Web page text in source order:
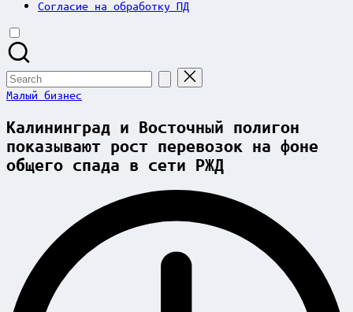
Согласие на обработку ПД
Search
for:
Posted
Малый бизнес
Калининград и Восточный полигон
показывают рост перевозок на фоне
общего спада в сети РЖД